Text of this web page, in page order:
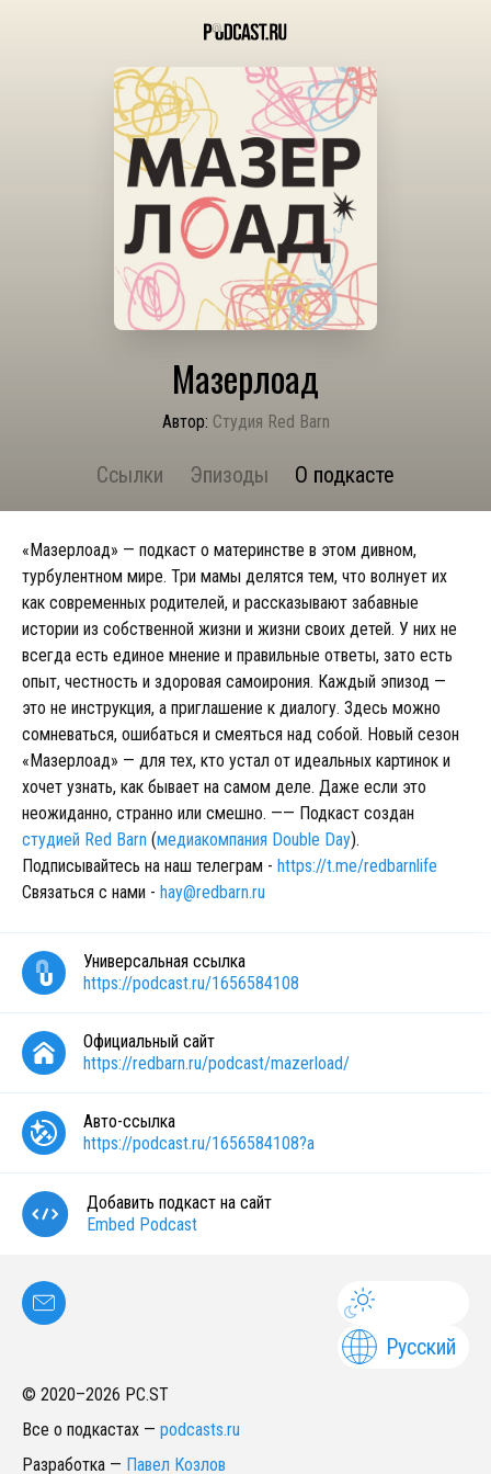
Мазерлоад
Автор: Студия Red Barn
Ссылки Эпизоды О подкасте
«Мазерлоад» — подкаст о материнстве в этом дивном,
турбулентном мире. Три мамы делятся тем, что волнует их
как современных родителей, и рассказывают забавные
истории из собственной жизни и жизни своих детей. У них не
всегда есть единое мнение и правильные ответы, зато есть
опыт, честность и здоровая самоирония. Каждый эпизод —
это не инструкция, а приглашение к диалогу. Здесь можно
сомневаться, ошибаться и смеяться над собой. Новый сезон
«Мазерлоад» — для тех, кто устал от идеальных картинок и
хочет узнать, как бывает на самом деле. Даже если это
неожиданно, странно или смешно. —— Подкаст создан
студией Red Barn (медиакомпания Double Day).
Подписывайтесь на наш телеграм - https://t.me/redbarnlife
Связаться с нами - hay@redbarn.ru
Универсальная ссылка
https://podcast.ru/1656584108
Официальный сайт
https://redbarn.ru/podcast/mazerload/
Авто-ссылка
https://podcast.ru/1656584108?a
Добавить подкаст на сайт
Embed Podcast
Русский
© 2020–2026 PC.ST
Все о подкастах — podcasts.ru
Разработка — Павел Козлов